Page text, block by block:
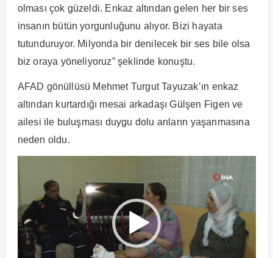
olması çok güzeldi. Enkaz altından gelen her bir ses
insanın bütün yorgunluğunu alıyor. Bizi hayata
tutunduruyor. Milyonda bir denilecek bir ses bile olsa
biz oraya yöneliyoruz” şeklinde konuştu.
AFAD gönüllüsü Mehmet Turgut Tayuzak’ın enkaz
altından kurtardığı mesai arkadaşı Gülşen Figen ve
ailesi ile buluşması duygu dolu anların yaşanmasına
neden oldu.